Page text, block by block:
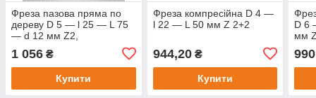
Фреза пазова пряма по
дереву D 5 — l 25 — L 75
— d 12 мм Z2,
(Чехія)
1 056 ₴
Купити
Фреза компресійна D 4 —
l 22 — L 50 мм Z 2+2
944,20₴
Купити
D 6
мм
990